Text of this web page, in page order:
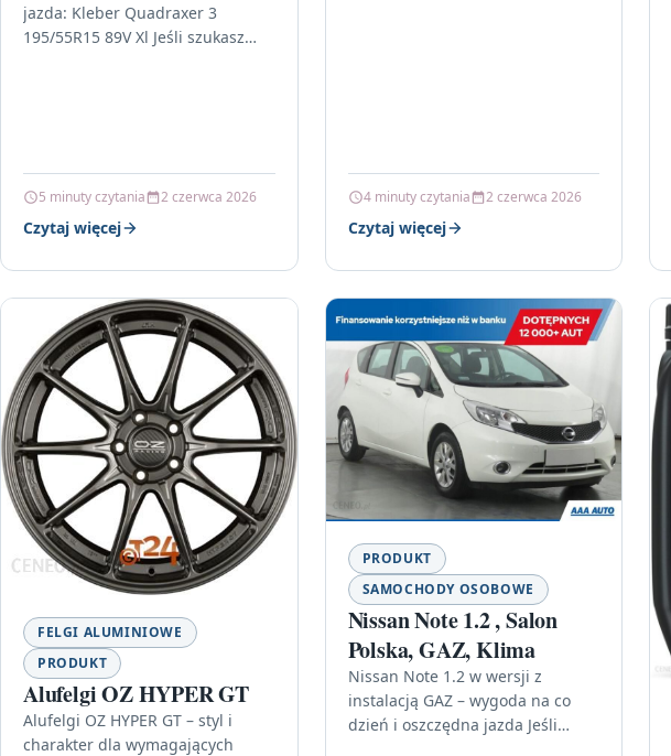
jazda: Kleber Quadraxer 3
195/55R15 89V Xl Jeśli szukasz
5 minuty czytania 2 czerwca 2026
Czytaj więcej
4 minuty czytania 2 czerwca 2026
Czytaj więcej
FELGI ALUMINIOWE
PRODUKT
Alufelgi OZ HYPER GT
Alufelgi OZ HYPER GT – styl i
charakter dla wymagających
PRODUKT
SAMOCHODY OSOBOWE
Nissan Note 1.2 , Salon
Polska, GAZ, Klima
Nissan Note 1.2 w wersji z
instalacją GAZ – wygoda na co
dzień i oszczędna jazda Jeśli